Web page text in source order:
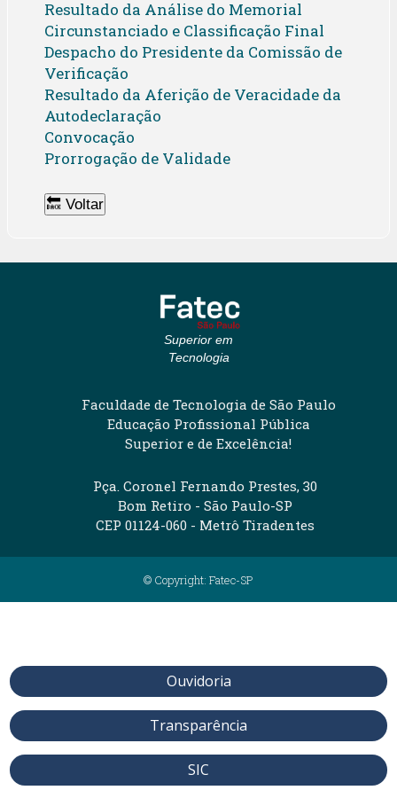
Resultado da Análise do Memorial
Circunstanciado e Classificação Final
Despacho do Presidente da Comissão de
Verificação
Resultado da Aferição de Veracidade da
Autodeclaração
Convocação
Prorrogação de Validade
🔙 Voltar
Superior em
Tecnologia
Faculdade de Tecnologia de São Paulo
Educação Profissional Pública
Superior e de Excelência!
Pça. Coronel Fernando Prestes, 30
Bom Retiro - São Paulo-SP
CEP 01124-060 - Metrô Tiradentes
© Copyright: Fatec-SP
Ouvidoria
Transparência
SIC